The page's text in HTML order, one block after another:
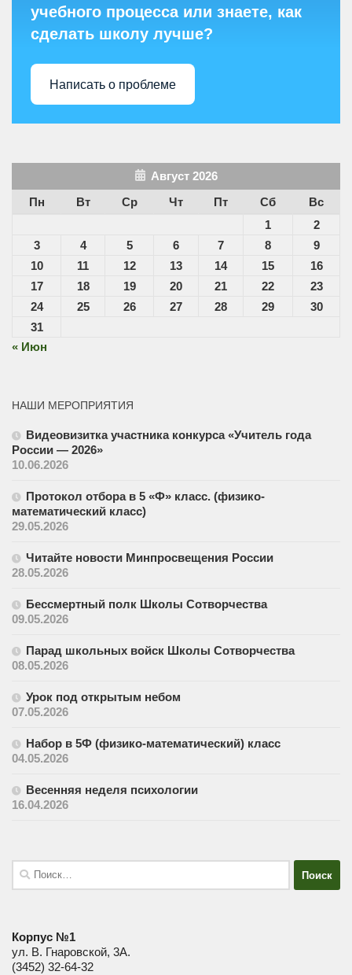
учебного процесса или знаете, как
сделать школу лучше?
Написать о проблеме
Август 2026
Пн
Вт Ср Чт Пт Сб
Вс
1
2
3
4 5 6 7 8
9
10
11 12 13 14 15
16
17
18 19 20 21 22
23
24
25 26 27 28 29
30
31
« Июн
НАШИ МЕРОПРИЯТИЯ
Видеовизитка участника конкурса «Учитель года
России — 2026»
10.06.2026
Протокол отбора в 5 «Ф» класс. (физико-
математический класс)
29.05.2026
Читайте новости Минпросвещения России
28.05.2026
Бессмертный полк Школы Сотворчества
09.05.2026
Парад школьных войск Школы Сотворчества
08.05.2026
Урок под открытым небом
07.05.2026
Набор в 5Ф (физико-математический) класс
04.05.2026
Весенняя неделя психологии
16.04.2026
Найти:
Корпус №1
ул. В. Гнаровской, 3А.
(3452) 32-64-32